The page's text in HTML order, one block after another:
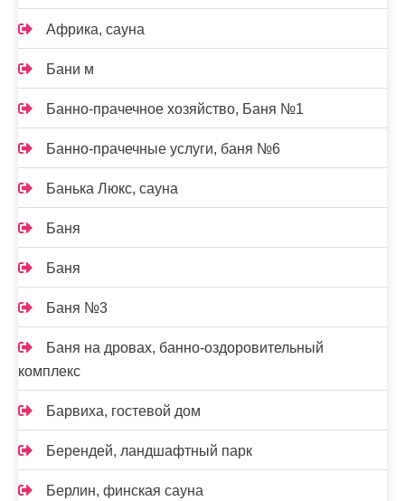
Африка, сауна
Бани м
Банно-прачечное хозяйство, Баня №1
Банно-прачечные услуги, баня №6
Банька Люкс, сауна
Баня
Баня
Баня №3
Баня на дровах, банно-оздоровительный
комплекс
Барвиха, гостевой дом
Берендей, ландшафтный парк
Берлин, финская сауна